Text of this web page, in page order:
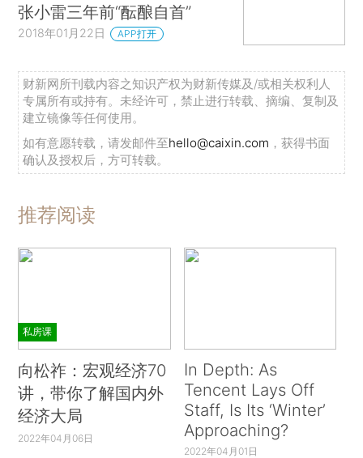
张小雷三年前“酝酿自首”
2018年01月22日 APP打开
财新网所刊载内容之知识产权为财新传媒及/或相关权利人
专属所有或持有。未经许可，禁止进行转载、摘编、复制及
建立镜像等任何使用。
如有意愿转载，请发邮件至hello@caixin.com ，获得书面
确认及授权后，方可转载。
推荐阅读
私房课
向松祚：宏观经济70
讲，带你了解国内外
经济大局
2022年04月06日
In Depth: As
Tencent Lays Off
Staff, Is Its ‘Winter’
Approaching?
2022年04月01日